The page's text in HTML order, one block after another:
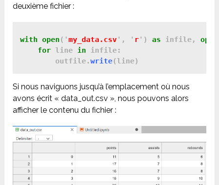
deuxième fichier :
with open ('my_data.csv', ' r') as infile, open
for line in infile:
        outfile.
write(line)
Si nous naviguons jusqu’à l’emplacement où nous
avons écrit « data_out.csv », nous pouvons alors
afficher le contenu du fichier :